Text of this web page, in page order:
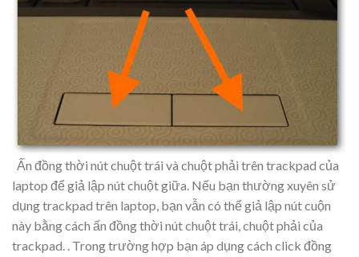
Ấn đồng thời nút chuột trái và chuột phải trên trackpad của
laptop để giả lập nút chuột giữa. Nếu bạn thường xuyên sử
dụng trackpad trên laptop, bạn vẫn có thể giả lập nút cuộn
này bằng cách ấn đồng thời nút chuột trái, chuột phải của
trackpad. . Trong trường hợp bạn áp dụng cách click đồng